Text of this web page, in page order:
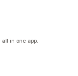
in one app.